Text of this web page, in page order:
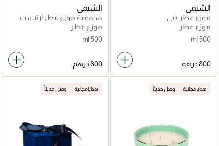
الشيمي
موزع عطر دبي
موزع عطر
500 ml
الشيمي
مجموعة موزع عطر آرتيست
ذهبي وردي
موزع عطر
500 ml
هدايا مجانية وصل حديثاً هدايا مجانية وصل حديثاً